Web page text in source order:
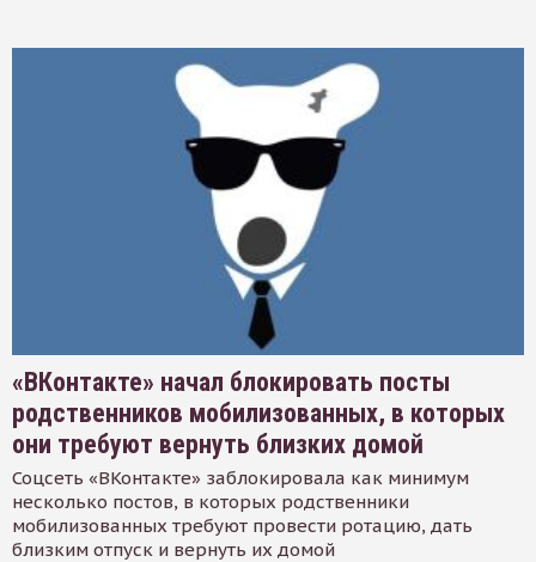
«ВКонтакте» начал блокировать посты
родственников мобилизованных, в которых
они требуют вернуть близких домой
Соцсеть «ВКонтакте» заблокировала как минимум
несколько постов, в которых родственники
мобилизованных требуют провести ротацию, дать
близким отпуск и вернуть их домой